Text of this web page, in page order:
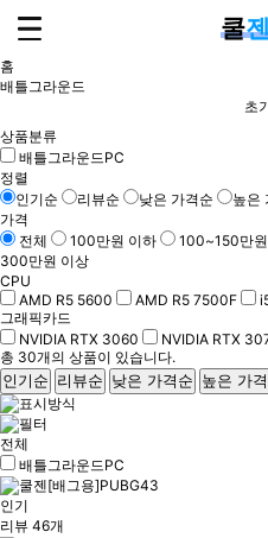
쿨
홈
배틀그라운드
초
상품분류
배틀그라운드PC
정렬
인기순
리뷰순 낮은 가격순
높은
가격
전체
100만원 이하 100~150만원
300만원 이상
CPU
AMD R5 5600
AMD R5 7500F
그래픽카드
NVIDIA RTX 3060
NVIDIA RTX
총 30개의 상품이 있습니다.
인기순 리뷰순 낮은 가격순 높은 가
전체
배틀그라운드PC
인기
리뷰 46개